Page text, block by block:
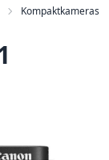
Kompaktkameras